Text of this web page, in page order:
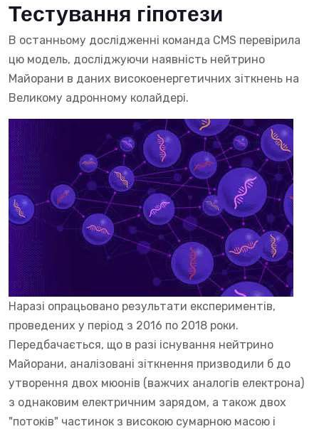
Тестування гіпотези
В останньому дослідженні команда CMS перевірила
цю модель, досліджуючи наявність нейтрино
Майорани в даних високоенергетичних зіткнень на
Великому адронному колайдері.
Наразі опрацьовано результати експериментів,
проведених у період з 2016 по 2018 роки.
Передбачається, що в разі існування нейтрино
Майорани, аналізовані зіткнення призводили б до
утворення двох мюонів (важчих аналогів електрона)
з однаковим електричним зарядом, а також двох
"потоків" частинок з високою сумарною масою і